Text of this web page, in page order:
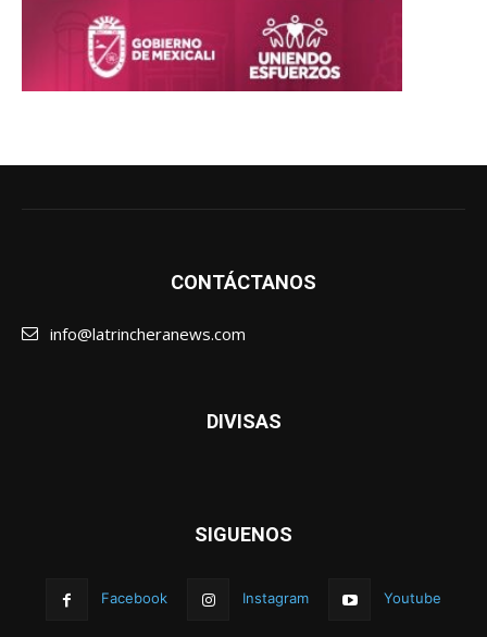
CONTÁCTANOS
info@latrincheranews.com
DIVISAS
SIGUENOS
Facebook Instagram Youtube